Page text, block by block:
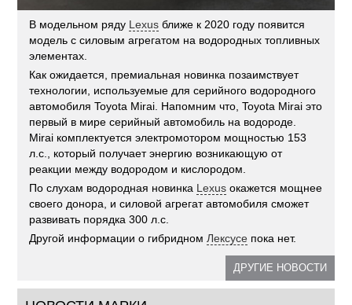
В модельном ряду Lexus ближе к 2020 году появится
модель с силовым агрегатом на водородных топливных
элементах.
Как ожидается, премиальная новинка позаимствует
технологии, используемые для серийного водородного
автомобиля Toyota Mirai. Напомним что, Toyota Mirai это
первый в мире серийный автомобиль на водороде.
Mirai комплектуется электромотором мощностью 153
л.с., который получает энергию возникающую от
реакции между водородом и кислородом.
По слухам водородная новинка Lexus окажется мощнее
своего донора, и силовой агрегат автомобиля сможет
развивать порядка 300 л.с.
Другой информации о гибридном Лексусе пока нет.
ДРУГИЕ НОВОСТИ